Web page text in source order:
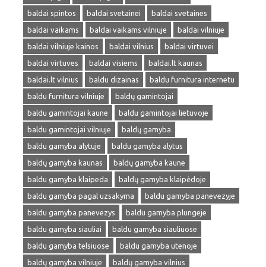
baldai spintos
baldai svetainei
baldai svetaines
baldai vaikams
baldai vaikams vilniuje
baldai vilniuje
baldai vilniuje kainos
baldai vilnius
baldai virtuvei
baldai virtuves
baldai visiems
baldai.lt kaunas
baldai.lt vilnius
baldu dizainas
baldu furnitura internetu
baldu furnitura vilniuje
baldų gamintojai
baldu gamintojai kaune
baldu gamintojai lietuvoje
baldu gamintojai vilniuje
baldų gamyba
baldu gamyba alytuje
baldu gamyba alytus
baldų gamyba kaunas
baldų gamyba kaune
baldu gamyba klaipeda
baldų gamyba klaipėdoje
baldu gamyba pagal uzsakyma
baldu gamyba panevezyje
baldu gamyba panevezys
baldu gamyba plungeje
baldu gamyba siauliai
baldu gamyba siauliuose
baldu gamyba telsiuose
baldu gamyba utenoje
baldų gamyba vilniuje
baldų gamyba vilnius